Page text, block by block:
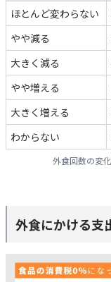
ほとんど変わらない
やや減る
大きく減る
やや増える
大きく増える
わからない
外食回数の変
外食にかける支